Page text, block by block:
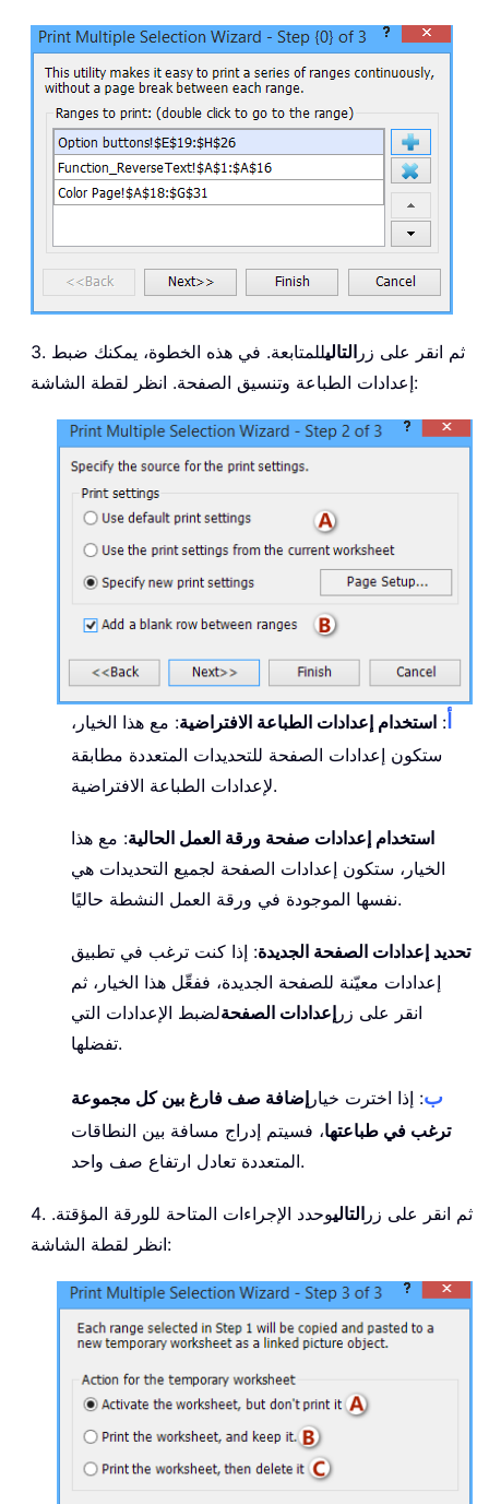
3. ثم انقر على زر التاليللمتابعة. في هذه الخطوة، يمكنك ضبط
إعدادات الطباعة وتنسيق الصفحة. انظر لقطة الشاشة:
: استخدام إعدادات الطباعة الافتراضية: مع هذا الخيار،
ستكون إعدادات الصفحة للتحديدات المتعددة مطابقة
لإعدادات الطباعة الافتراضية.
استخدام إعدادات صفحة ورقة العمل الحالية: مع هذا
الخيار، ستكون إعدادات الصفحة لجميع التحديدات هي
نفسها الموجودة في ورقة العمل النشطة حاليًا.
تحديد إعدادات الصفحة الجديدة: إذا كنت ترغب في تطبيق
إعدادات معيّنة للصفحة الجديدة، ففعِّل هذا الخيار، ثم
انقر على زر إعدادات الصفحةلضبط الإعدادات التي
تفضلها.
ب: إذا اخترت خيار إضافة صف فارغ بين كل مجموعة
ترغب في طباعتها، فسيتم إدراج مسافة بين النطاقات
المتعددة تعادل ارتفاع صف واحد.
4. ثم انقر على زر التاليوحدد الإجراءات المتاحة للورقة المؤقتة.
انظر لقطة الشاشة: